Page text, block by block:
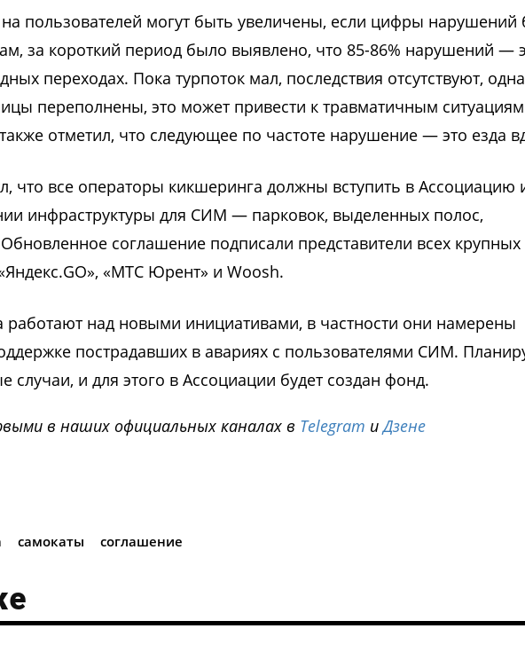
пользователей могут быть увеличены, если цифры нарушений
за короткий период было выявлено, что 85-86% нарушений —
переходах. Пока турпоток мал, последствия отсутствуют,
переполнены, это может привести к травматичным
отметил, что следующее по частоте нарушение — это езда
что все операторы кикшеринга должны вступить в Ассоциацию
инфраструктуры для СИМ — парковок, выделенных полос,
соглашение подписали представители всех крупных
«МТС Юрент» и Woosh.
работают над новыми инициативами, в частности они намерены
пострадавших в авариях с пользователями СИМ.
случаи, и для этого в Ассоциации будет создан фонд.
в наших официальных каналах в Telegram иДзене
самокаты соглашение